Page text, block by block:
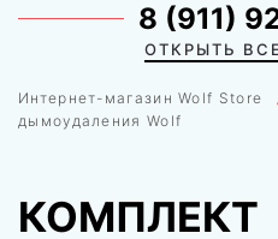
Интернет-магазин Wolf Store
дымоудаления Wolf
8 (911)
ОТКРЫТЬ
КОМПЛЕКТ